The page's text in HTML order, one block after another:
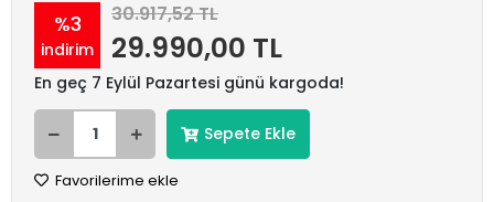
%3
indirim
30.917,52 TL
29.990,00 TL
En geç 7 Eylül Pazartesi günü kargoda!
Sepete Ekle
Favorilerime ekle